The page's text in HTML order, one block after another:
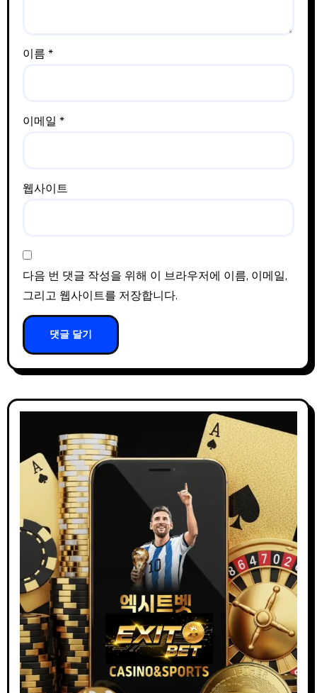
이름 *
이메일 *
웹사이트
다음 번 댓글 작성을 위해 이 브라우저에 이름, 이메일,
그리고 웹사이트를 저장합니다.